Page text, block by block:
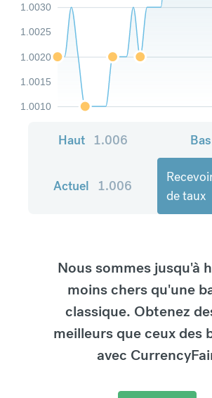
1.0010
1.0015
1.0020
1.0025
1.0030
Haut 1.006 Bas
Actuel 1.006
de taux
Nous sommes jusqu'à
moins chers qu'une
classique. Obtenez
meilleurs que ceux des
avec